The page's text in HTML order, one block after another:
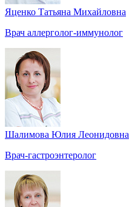
Яценко Татьяна Михайловна
Врач аллерголог-иммунолог
Шалимова Юлия Леонидовна
Врач-гастроэнтеролог